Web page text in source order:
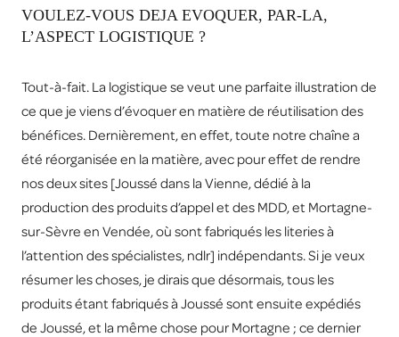
VOULEZ-VOUS DEJA EVOQUER, PAR-LA,
L’ASPECT LOGISTIQUE ?
Tout-à-fait. La logistique se veut une parfaite illustration de
ce que je viens d’évoquer en matière de réutilisation des
bénéfices. Dernièrement, en effet, toute notre chaîne a
été réorganisée en la matière, avec pour effet de rendre
nos deux sites [Joussé dans la Vienne, dédié à la
production des produits d’appel et des MDD, et Mortagne-
sur-Sèvre en Vendée, où sont fabriqués les literies à
l’attention des spécialistes, ndlr] indépendants. Si je veux
résumer les choses, je dirais que désormais, tous les
produits étant fabriqués à Joussé sont ensuite expédiés
de Joussé, et la même chose pour Mortagne ; ce dernier